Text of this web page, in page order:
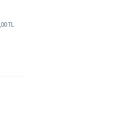
,00 TL